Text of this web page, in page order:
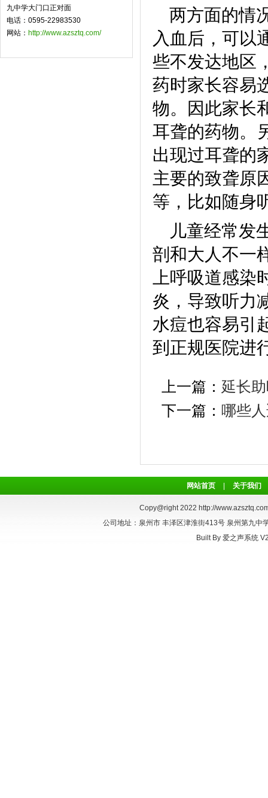
九中学大门口正对面
电话：0595-22983530
网站： http://www.azsztq.com/
两方面的情
入血后，可以
些不发达地区
药时家长容易
物。因此家长
耳聋的药物。
出现过耳聋的
主要的致聋原
等，比如随身
儿童经常发
剖和大人不一
上呼吸道感
炎，导致听力
水痘也容易引
到正规医院进
上一篇： 延长
下一篇： 哪些
网站首页 关于我们
Copy@right 2022 http://
公司地址：泉州市 丰泽区津淮街413号 泉州第九
Built By 爱之声系统